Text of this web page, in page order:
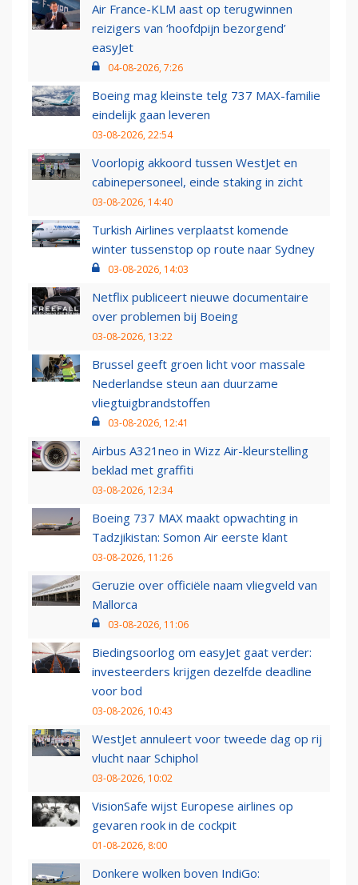
Air France-KLM aast op terugwinnen
reizigers van ‘hoofdpijn bezorgend’
easyJet
04-08-2026, 7:26
Boeing mag kleinste telg 737 MAX-familie
eindelijk gaan leveren
03-08-2026, 22:54
Voorlopig akkoord tussen WestJet en
cabinepersoneel, einde staking in zicht
03-08-2026, 14:40
Turkish Airlines verplaatst komende
winter tussenstop op route naar Sydney
03-08-2026, 14:03
Netflix publiceert nieuwe documentaire
over problemen bij Boeing
03-08-2026, 13:22
Brussel geeft groen licht voor massale
Nederlandse steun aan duurzame
vliegtuigbrandstoffen
03-08-2026, 12:41
Airbus A321neo in Wizz Air-kleurstelling
beklad met graffiti
03-08-2026, 12:34
Boeing 737 MAX maakt opwachting in
Tadzjikistan: Somon Air eerste klant
03-08-2026, 11:26
Geruzie over officiële naam vliegveld van
Mallorca
03-08-2026, 11:06
Biedingsoorlog om easyJet gaat verder:
investeerders krijgen dezelfde deadline
voor bod
03-08-2026, 10:43
WestJet annuleert voor tweede dag op rij
vlucht naar Schiphol
03-08-2026, 10:02
VisionSafe wijst Europese airlines op
gevaren rook in de cockpit
01-08-2026, 8:00
Donkere wolken boven IndiGo: